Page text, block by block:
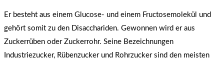
Er besteht aus einem Glucose- und einem Fructosemolekül und
gehört somit zu den Disacchariden. Gewonnen wird er aus
Zuckerrüben oder Zuckerrohr. Seine Bezeichnungen
Industriezucker, Rübenzucker und Rohrzucker sind den meisten